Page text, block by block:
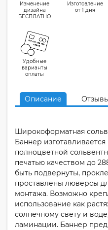
Изменение
дизайна
БЕСПЛАТНО
Изготовление
от 1 дня
Удобные
варианты
оплаты
Описание
Широкоформатная
Баннер
полноцветной
печатью качеством до
быть подвернуты,
проставлены люверсы
монтажа. Возможно
использование как
солнечному свету и
ламинации. Баннер